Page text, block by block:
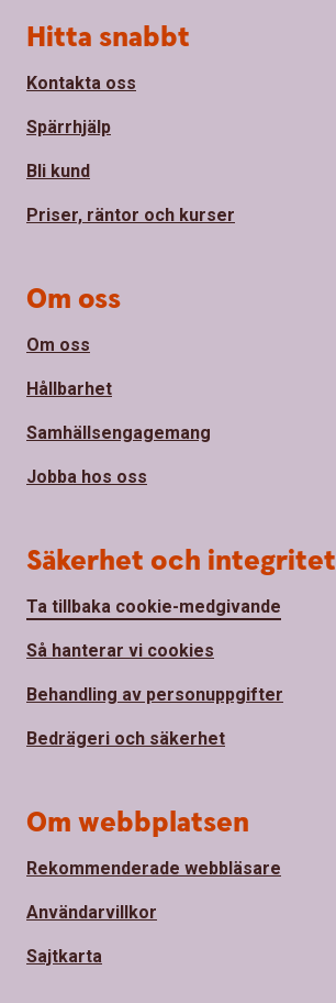
Sidfot
Hitta snabbt
Kontakta oss
Spärrhjälp
Bli kund
Priser, räntor och kurser
Om oss
Om oss
Hållbarhet
Samhällsengagemang
Jobba hos oss
Säkerhet och integritet
Ta tillbaka cookie-medgivande
Så hanterar vi cookies
Behandling av personuppgifter
Bedrägeri och säkerhet
Om webbplatsen
Rekommenderade webbläsare
Användarvillkor
Sajtkarta